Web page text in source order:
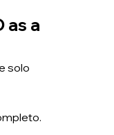
as a
solo